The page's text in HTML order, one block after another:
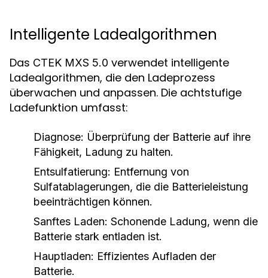
Intelligente Ladealgorithmen
Das CTEK MXS 5.0 verwendet intelligente
Ladealgorithmen, die den Ladeprozess
überwachen und anpassen. Die achtstufige
Ladefunktion umfasst:
Diagnose: Überprüfung der Batterie auf ihre
Fähigkeit, Ladung zu halten.
Entsulfatierung: Entfernung von
Sulfatablagerungen, die die Batterieleistung
beeinträchtigen können.
Sanftes Laden: Schonende Ladung, wenn die
Batterie stark entladen ist.
Hauptladen: Effizientes Aufladen der
Batterie.